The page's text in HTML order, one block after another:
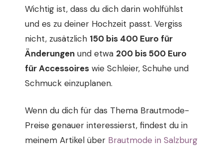
Wichtig ist, dass du dich darin wohlfühlst
und es zu deiner Hochzeit passt. Vergiss
nicht, zusätzlich 150 bis 400 Euro für
Änderungen und etwa 200 bis 500 Euro
für Accessoires wie Schleier, Schuhe und
Schmuck einzuplanen.
Wenn du dich für das Thema Brautmode-
Preise genauer interessierst, findest du in
meinem Artikel über Brautmode in Salzburg